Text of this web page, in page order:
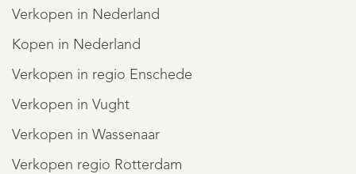
Verkopen in Nederland
Kopen in Nederland
Verkopen in regio Enschede
Verkopen in Vught
Verkopen in Wassenaar
Verkopen regio Rotterdam